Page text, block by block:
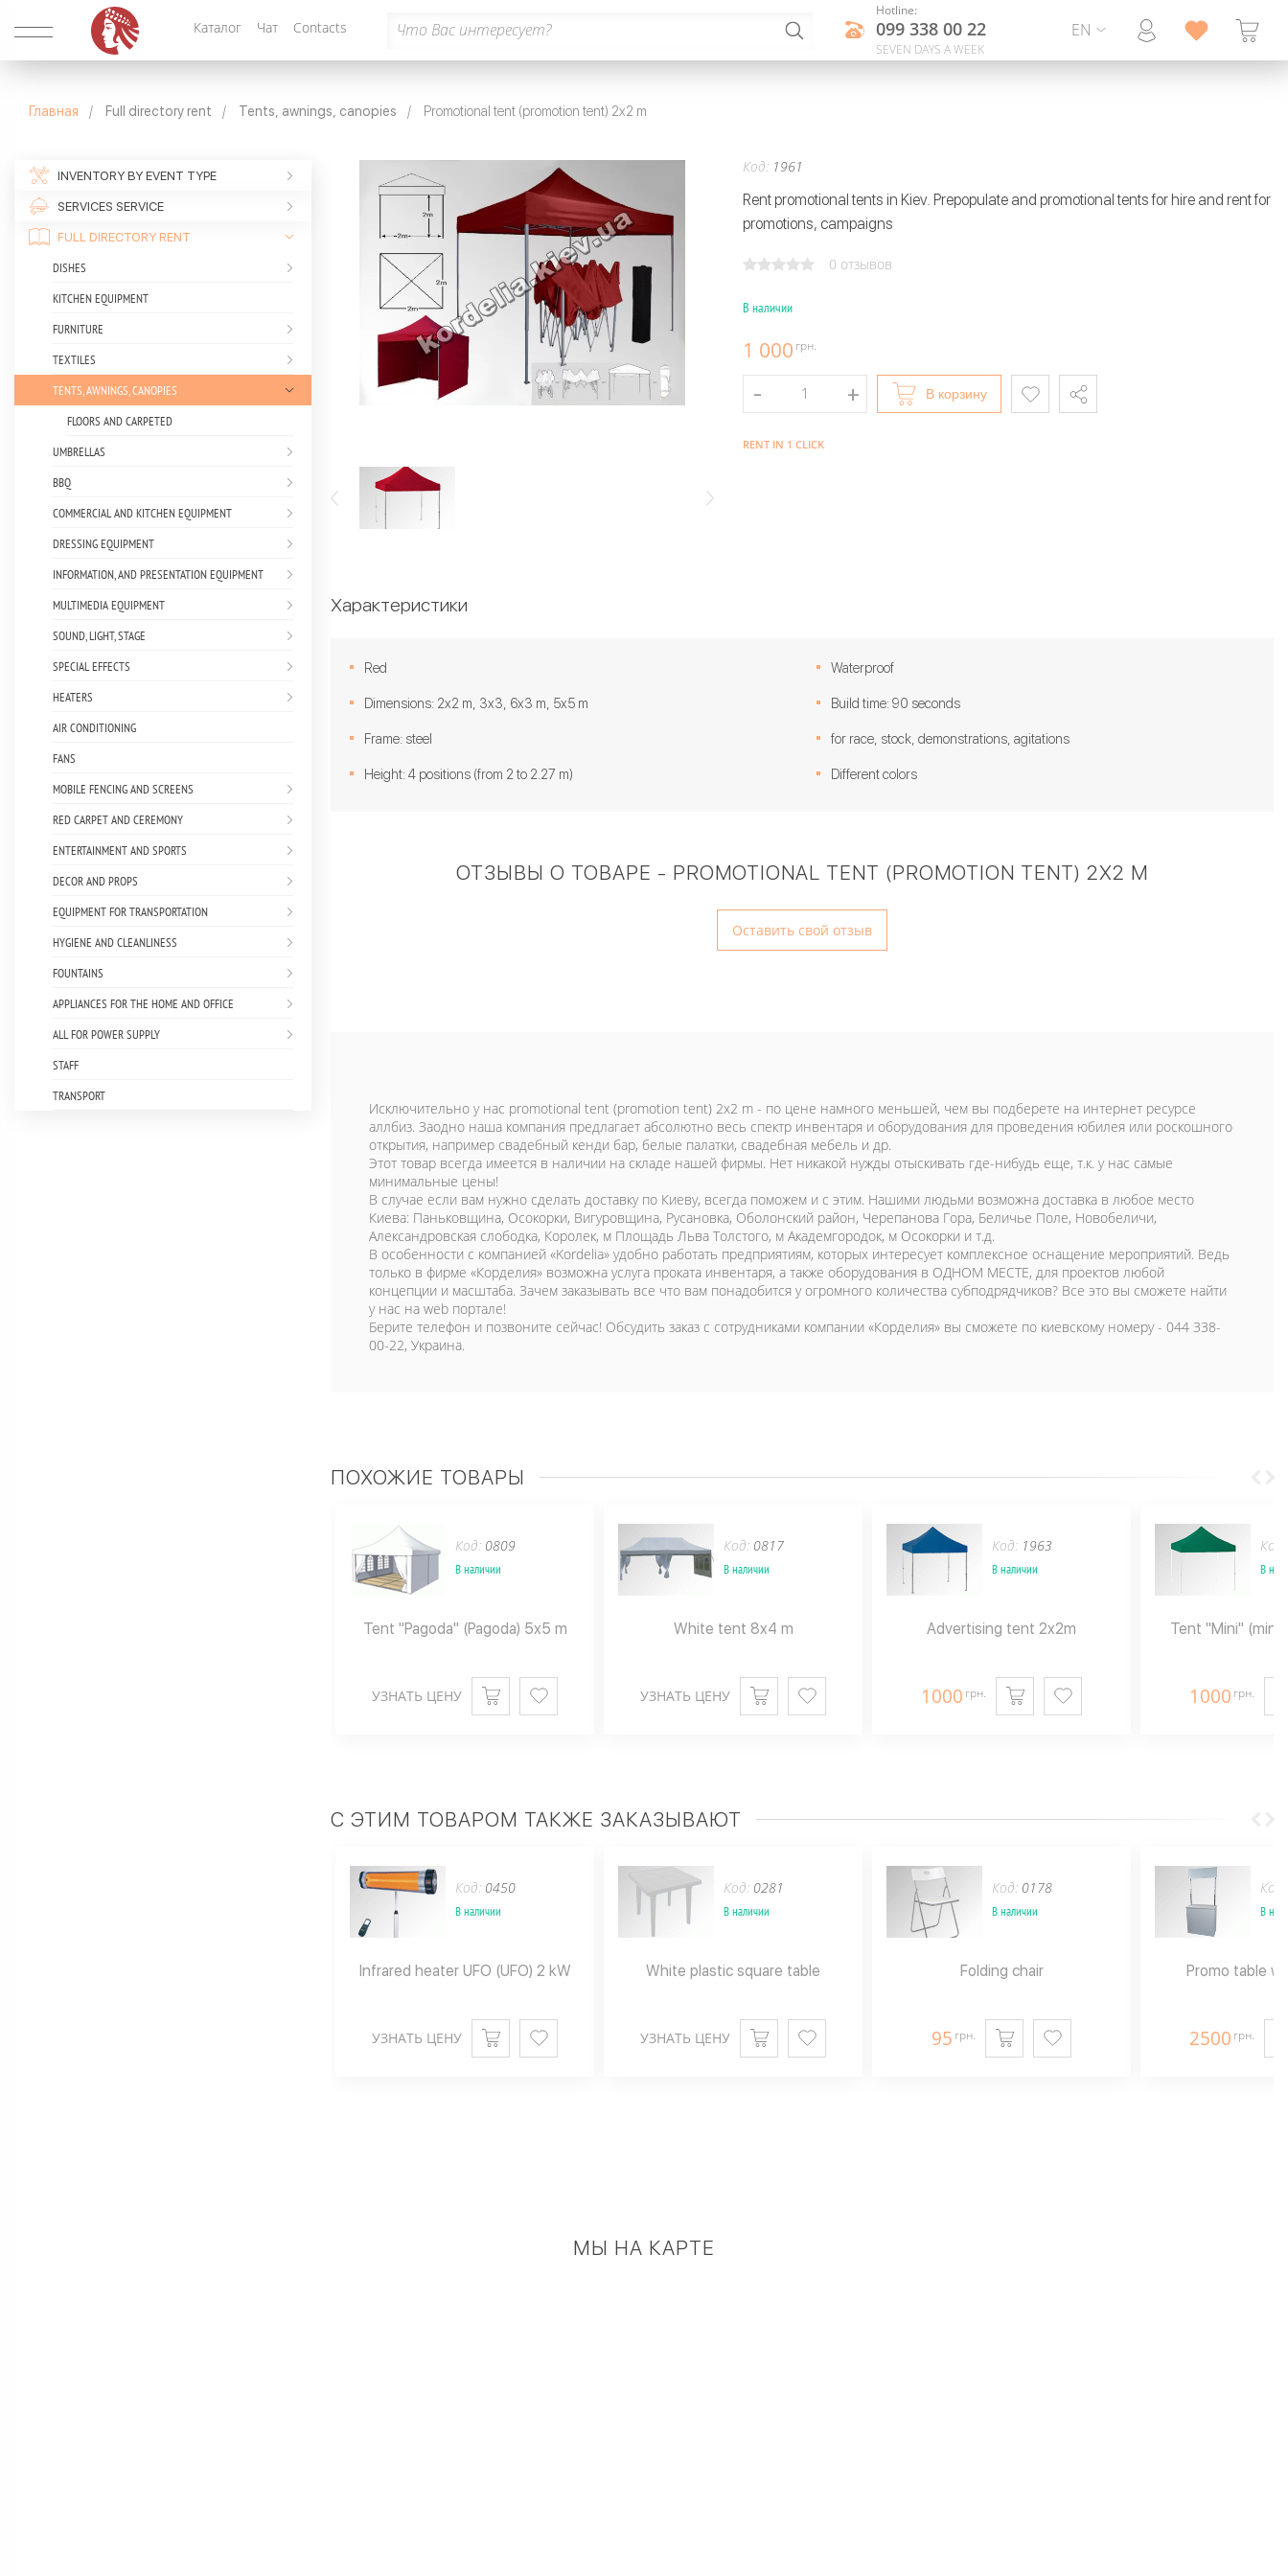
Каталог Чат Contacts
Hotline:
099 338 00 22
SEVEN DAYS A WEEK
EN
Главная Full directory rent Tents, awnings, canopies Promotional tent (promotion tent) 2x2 m
INVENTORY BY EVENT TYPE
SERVICES SERVICE
FULL DIRECTORY RENT
DISHES
KITCHEN EQUIPMENT
FURNITURE
TEXTILES
TENTS, AWNINGS, CANOPIES
FLOORS AND CARPETED
UMBRELLAS
BBQ
COMMERCIAL AND KITCHEN EQUIPMENT
DRESSING EQUIPMENT
INFORMATION, AND PRESENTATION EQUIPMENT
MULTIMEDIA EQUIPMENT
SOUND, LIGHT, STAGE
SPECIAL EFFECTS
HEATERS
AIR CONDITIONING
FANS
MOBILE FENCING AND SCREENS
RED CARPET AND CEREMONY
ENTERTAINMENT AND SPORTS
DECOR AND PROPS
EQUIPMENT FOR TRANSPORTATION
HYGIENE AND CLEANLINESS
FOUNTAINS
APPLIANCES FOR THE HOME AND OFFICE
ALL FOR POWER SUPPLY
STAFF
TRANSPORT
Код: 1961
Rent promotional tents in Kiev. Prepopulate and promotional tents for hire and rent for
promotions, campaigns
0 отзывов
В наличии
1 000 грн.
В корзину
RENT IN 1 CLICK
Характеристики
Red
Dimensions: 2x2 m, 3x3, 6x3 m, 5x5 m
Frame: steel
Height: 4 positions (from 2 to 2.27 m)
Waterproof
Build time: 90 seconds
for race, stock, demonstrations, agitations
Different colors
ОТЗЫВЫ О ТОВАРЕ - PROMOTIONAL TENT (PROMOTION TENT) 2X2 M
Оставить свой отзыв
Исключительно у нас promotional tent (promotion tent) 2x2 m - по цене намного меньшей, чем вы подберете на интернет ресурсе
аллбиз. Заодно наша компания предлагает абсолютно весь спектр инвентаря и оборудования для проведения юбилея или роскошного
открытия, например свадебный кенди бар, белые палатки, свадебная мебель и др.
Этот товар всегда имеется в наличии на складе нашей фирмы. Нет никакой нужды отыскивать где-нибудь еще, т.к. у нас самые
минимальные цены!
В случае если вам нужно сделать доставку по Киеву, всегда поможем и с этим. Нашими людьми возможна доставка в любое место
Киева: Паньковщина, Осокорки, Вигуровщина, Русановка, Оболонский район, Черепанова Гора, Беличье Поле, Новобеличи,
Александровская слободка, Королек, м Площадь Льва Толстого, м Академгородок, м Осокорки и т.д.
В особенности с компанией «Kordelia» удобно работать предприятиям, которых интересует комплексное оснащение мероприятий. Ведь
только в фирме «Корделия» возможна услуга проката инвентаря, а также оборудования в ОДНОМ МЕСТЕ, для проектов любой
концепции и масштаба. Зачем заказывать все что вам понадобится у огромного количества субподрядчиков? Все это вы сможете найти
у нас на web портале!
Берите телефон и позвоните сейчас! Обсудить заказ с сотрудниками компании «Корделия» вы сможете по киевскому номеру - 044 338-
00-22, Украина.
ПОХОЖИЕ ТОВАРЫ
Код: 0809
В наличии
Tent "Pagoda" (Pagoda) 5x5 m
УЗНАТЬ ЦЕНУ
Код: 0817
В наличии
White tent 8x4 m
УЗНАТЬ ЦЕНУ
Код: 1963
В наличии
Advertising tent 2x2m
1000 грн.
В
Tent "Mini"
1000 грн.
С ЭТИМ ТОВАРОМ ТАКЖЕ ЗАКАЗЫВАЮТ
Код: 0450
В наличии
Infrared heater UFO (UFO) 2 kW
УЗНАТЬ ЦЕНУ
Код: 0281
В наличии
White plastic square table
УЗНАТЬ ЦЕНУ
Код: 0178
В наличии
Folding chair
95 грн.
В
Promo table
2500 грн.
МЫ НА КАРТЕ